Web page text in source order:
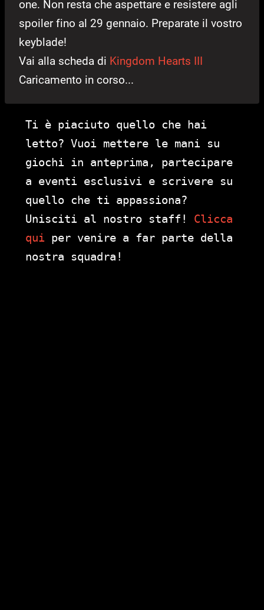
one. Non resta che aspettare e resistere agli
spoiler fino al 29 gennaio. Preparate il vostro
keyblade!
Vai alla scheda di Kingdom Hearts III
Caricamento in corso...
Ti è piaciuto quello che hai
letto? Vuoi mettere le mani su
giochi in anteprima, partecipare
a eventi esclusivi e scrivere su
quello che ti appassiona?
Unisciti al nostro staff! Clicca
qui per venire a far parte della
nostra squadra!